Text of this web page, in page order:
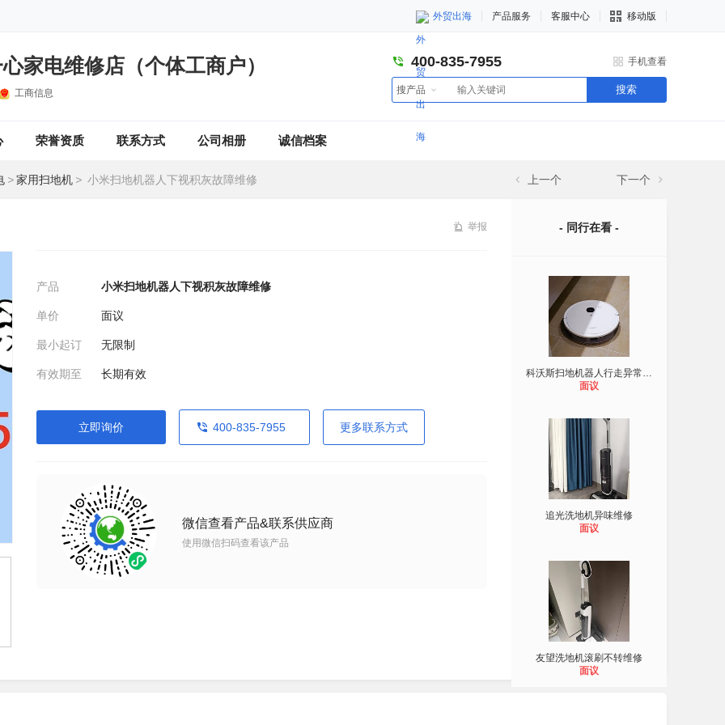
外贸出海 产品服务 客服中心 移动版
家电维修店（个体工商户）
工商信息
400-835-7955 手机查看
搜产品 搜索
荣誉资质 联系方式 公司相册 诚信档案
>家用扫地机 > 小米扫地机器人下视积灰故障维修 上一个 下一个
举报
产品 小米扫地机器人下视积灰故障维修
单价 面议
最小起订 无限制
有效期至 长期有效
立即询价 400-835-7955 更多联系方式
微信查看产品&联系供应商
使用微信扫码查看该产品
- 同行在看 -
科沃斯扫地机器人行走异常维修
面议
追光洗地机异味维修
面议
友望洗地机滚刷不转维修
面议